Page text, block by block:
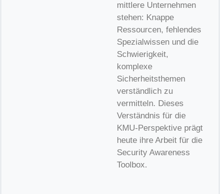
mittlere Unternehmen
stehen: Knappe
Ressourcen, fehlendes
Spezialwissen und die
Schwierigkeit,
komplexe
Sicherheitsthemen
verständlich zu
vermitteln. Dieses
Verständnis für die
KMU-Perspektive prägt
heute ihre Arbeit für die
Security Awareness
Toolbox.